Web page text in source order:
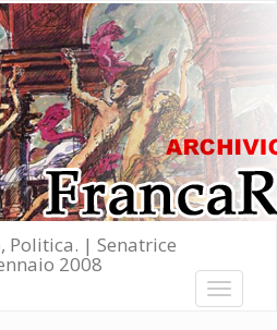
Politica. | Senatrice
2008
Toggle